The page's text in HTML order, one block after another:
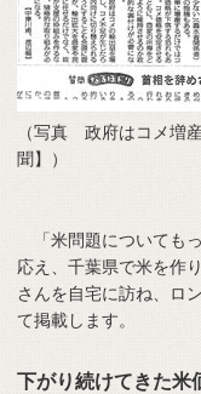
（写真 政府はコメ増
聞】）
「米問題についても
応え、千葉県で米を作
さんを自宅に訪ね、ロ
て掲載します。
下がり続けてきた米